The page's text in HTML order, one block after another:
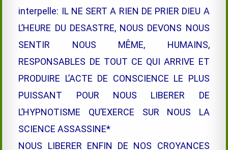
interpelle: IL NE SERT A RIEN DE PRIER DIEU A
L’HEURE DU DESASTRE, NOUS DEVONS NOUS
SENTIR NOUS MÊME, HUMAINS,
RESPONSABLES DE TOUT CE QUI ARRIVE ET
PRODUIRE L’ACTE DE CONSCIENCE LE PLUS
PUISSANT POUR NOUS LIBERER DE
L’HYPNOTISME QU’EXERCE SUR NOUS LA
SCIENCE ASSASSINE*
NOUS LIBERER ENFIN DE NOS CROYANCES